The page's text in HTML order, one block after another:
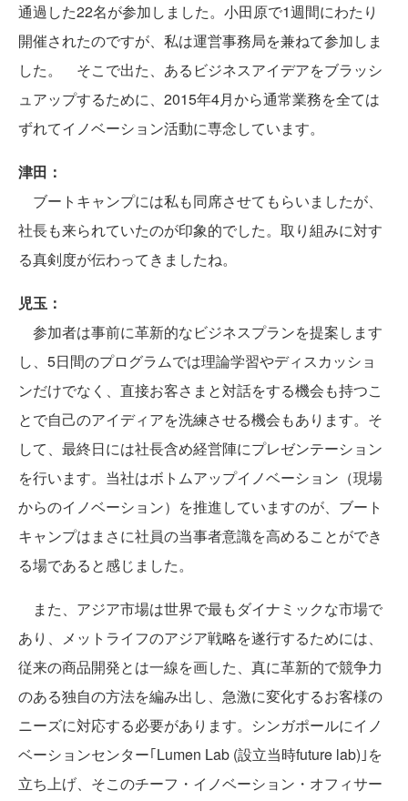
通過した22名が参加しました。小田原で1週間にわたり
開催されたのですが、私は運営事務局を兼ねて参加しま
した。 そこで出た、あるビジネスアイデアをブラッシ
ュアップするために、2015年4月から通常業務を全ては
ずれてイノベーション活動に専念しています。
津田：
ブートキャンプには私も同席させてもらいましたが、
社長も来られていたのが印象的でした。取り組みに対す
る真剣度が伝わってきましたね。
児玉：
参加者は事前に革新的なビジネスプランを提案します
し、5日間のプログラムでは理論学習やディスカッショ
ンだけでなく、直接お客さまと対話をする機会も持つこ
とで自己のアイディアを洗練させる機会もあります。そ
して、最終日には社長含め経営陣にプレゼンテーション
を行います。当社はボトムアップイノベーション（現場
からのイノベーション）を推進していますのが、ブート
キャンプはまさに社員の当事者意識を高めることができ
る場であると感じました。
また、アジア市場は世界で最もダイナミックな市場で
あり、メットライフのアジア戦略を遂行するためには、
従来の商品開発とは一線を画した、真に革新的で競争力
のある独自の方法を編み出し、急激に変化するお客様の
ニーズに対応する必要があります。シンガポールにイノ
ベーションセンター｢Lumen Lab (設立当時future lab)｣を
立ち上げ、そこのチーフ・イノベーション・オフィサー